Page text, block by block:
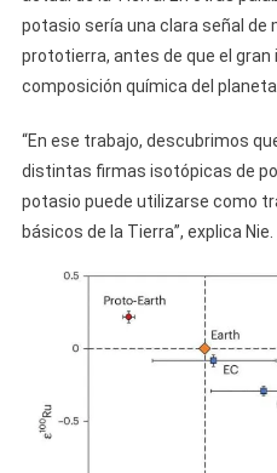
potasio sería una clara señal de
prototierra, antes de que el
composición química del planeta.
“En ese trabajo, descubrimos
distintas firmas isotópicas de
potasio puede utilizarse como
básicos de la Tierra”, explica Nie.